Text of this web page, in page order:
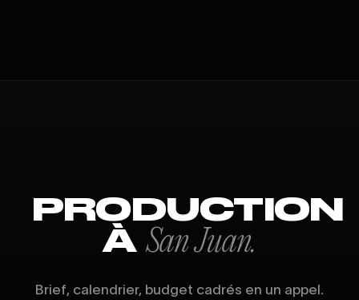
PRODUCTION
ÀSan Juan.
Brief, calendrier, budget cadrés en un appel.